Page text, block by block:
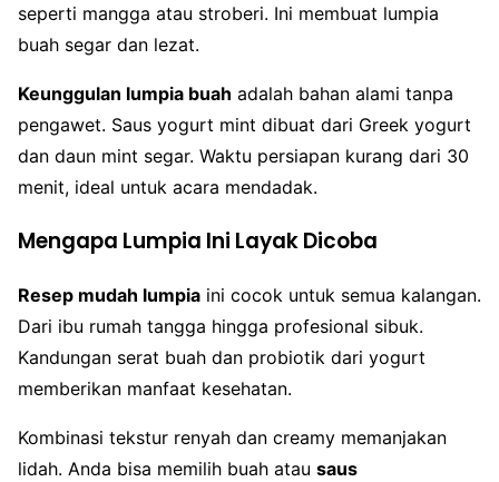
seperti mangga atau stroberi. Ini membuat lumpia
buah segar dan lezat.
Keunggulan lumpia buah adalah bahan alami tanpa
pengawet. Saus yogurt mint dibuat dari Greek yogurt
dan daun mint segar. Waktu persiapan kurang dari 30
menit, ideal untuk acara mendadak.
Mengapa Lumpia Ini Layak Dicoba
Resep mudah lumpia ini cocok untuk semua kalangan.
Dari ibu rumah tangga hingga profesional sibuk.
Kandungan serat buah dan probiotik dari yogurt
memberikan manfaat kesehatan.
Kombinasi tekstur renyah dan creamy memanjakan
lidah. Anda bisa memilih buah atau saus